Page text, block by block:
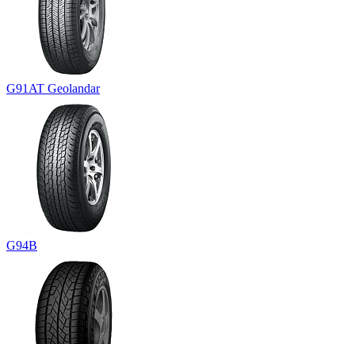
G91AT Geolandar
G94B